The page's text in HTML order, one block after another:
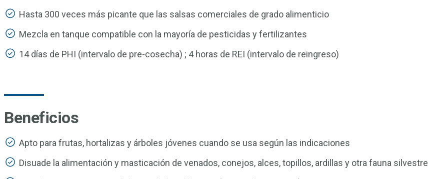
Hasta 300 veces más picante que las salsas comerciales de grado alimenticio
Mezcla en tanque compatible con la mayoría de pesticidas y fertilizantes
14 días de PHI (intervalo de pre-cosecha) ; 4 horas de REI (intervalo de reingreso)
Beneficios
Apto para frutas, hortalizas y árboles jóvenes cuando se usa según las indicaciones
Disuade la alimentación y masticación de venados, conejos, alces, topillos, ardillas y otra fauna silvestre